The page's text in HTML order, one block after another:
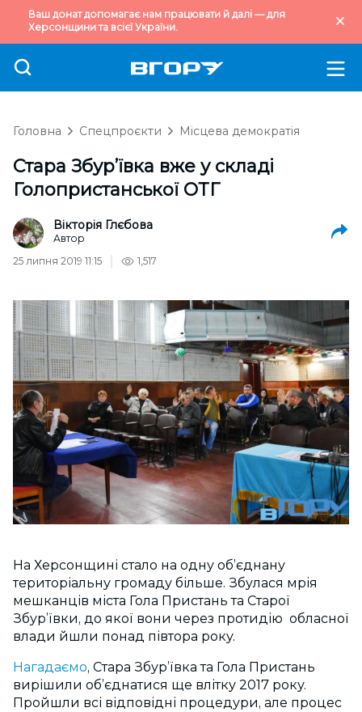
Ваш донат допомагає нам працювати й далі — для
Херсонщини та всієї України.
Головна Спецпроєкти Місцева демократія
Стара Збур’ївка вже у складі
Голопристанської ОТГ
Вікторія Глєбова
Автор
25 липня 2019 11:15
1,517
На Херсонщині стало на одну об’єднану
територіальну громаду більше. Збулася мрія
мешканців міста Гола Пристань та Старої
Збур’ївки, до якої вони через протидію обласної
влади йшли понад півтора року.
Нагадаємо, Стара Збур’ївка та Гола Пристань
вирішили об’єднатися ще влітку 2017 року.
Пройшли всі відповідні процедури, але процес